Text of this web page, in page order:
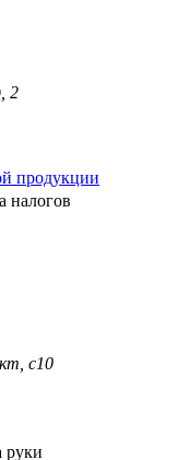
2
продукции
налогов
с10
руки